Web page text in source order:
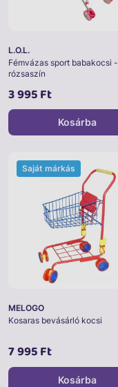
L.O.L.
Fémvázas sport babakocsi -
rózsaszín
3 995 Ft
Kosárba
MELOGO
Kosaras bevásárló kocsi
7 995 Ft
Saját márkás
Kosárba